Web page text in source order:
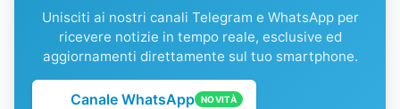
Unisciti ai nostri canali Telegram e WhatsApp per
ricevere notizie in tempo reale, esclusive ed
aggiornamenti direttamente sul tuo smartphone.
Canale WhatsApp NOVITÀ